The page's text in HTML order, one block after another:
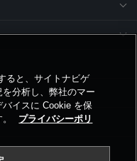
ると、サイトナビゲ
分析し、弊社のマー
イスに Cookie を保
プライバシーポリ